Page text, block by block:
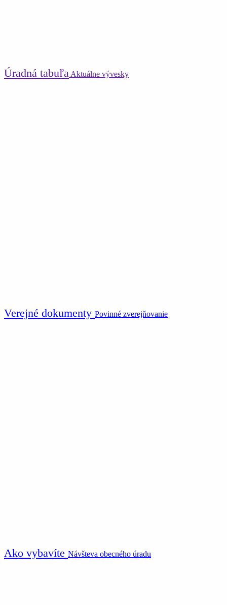
Úradná tabuľa Aktuálne vývesky
Verejné dokumenty Povinné zverejňovanie
Ako vybavíte Návšteva obecného úradu